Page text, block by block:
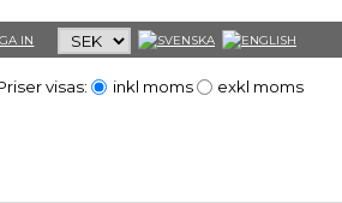
IN
visas: inkl moms exkl moms